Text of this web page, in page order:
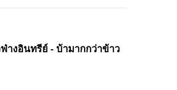
างอินทรีย์ - บ้ามากกว่าข้าว